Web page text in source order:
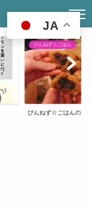
ぴんねず☆ごはん
ぴんねず☆ごはんのレ
JA